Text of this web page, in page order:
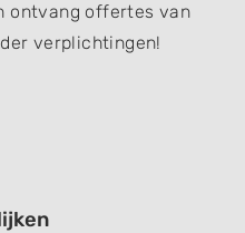
ontvang offertes van
verplichtingen!